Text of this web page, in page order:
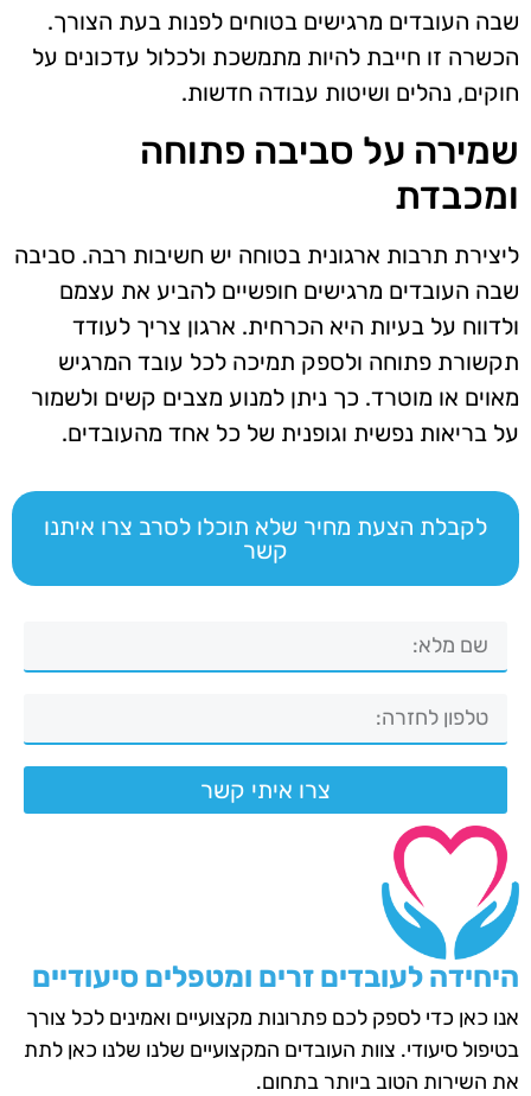
שבה העובדים מרגישים בטוחים לפנות בעת הצורך.
הכשרה זו חייבת להיות מתמשכת ולכלול עדכונים על
חוקים, נהלים ושיטות עבודה חדשות.
שמירה על סביבה פתוחה
ומכבדת
ליצירת תרבות ארגונית בטוחה יש חשיבות רבה. סביבה
שבה העובדים מרגישים חופשיים להביע את עצמם
ולדווח על בעיות היא הכרחית. ארגון צריך לעודד
תקשורת פתוחה ולספק תמיכה לכל עובד המרגיש
מאוים או מוטרד. כך ניתן למנוע מצבים קשים ולשמור
על בריאות נפשית וגופנית של כל אחד מהעובדים.
לקבלת הצעת מחיר שלא תוכלו לסרב צרו איתנו
קשר
צרו איתי קשר
היחידה לעובדים זרים ומטפלים סיעודיים
אנו כאן כדי לספק לכם פתרונות מקצועיים ואמינים לכל צורך
בטיפול סיעודי. צוות העובדים המקצועיים שלנו שלנו כאן לתת
את השירות הטוב ביותר בתחום.